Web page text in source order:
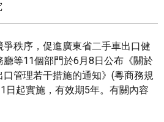
秩序，促進廣東省二手車出口健
等11個部門於6月8日公布《關於
管理若干措施的通知》(粵商務規
日起實施，有效期5年。有關內容